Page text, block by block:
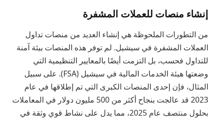
إنشاء منصات للعملات المشفرة
من التطورات الملحوظة هي إنشاء العديد من منصات تداول
العملات المشفرة في سيشيل. لم توفر هذه المنصات بيئة آمنة
للتداول فحسب، بل التزمت أيضًا بالمعايير التنظيمية التي
وضعتها هيئة الخدمات المالية في سيشيل (FSA). على سبيل
المثال، فإن إحدى المنصات الكبرى التي تم إطلاقها في عام
2023 قد عالجت بنجاح أكثر من 500 مليون دولار في المعاملات
بحلول منتصف عام 2025، مما يدل على نشاط قوي وثقة في